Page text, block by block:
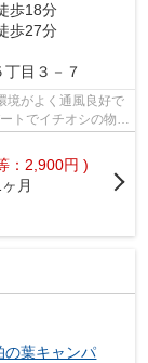
歩18分
歩27分
丁目３－７
境がよく通風良好で
トでイチオシの物件
：2,900円 )
月
の葉キャンパ